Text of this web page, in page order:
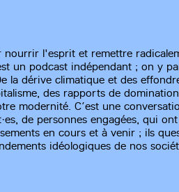
nourrir l'esprit et remettre
un podcast indépendant ; on y
la dérive climatique et des
des rapports de
modernité. C’est une
de personnes engagées, qui
en cours et à venir ; ils
idéologiques de nos